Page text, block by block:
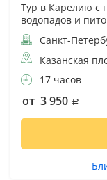
Тур в Карелию с
водопадов и
Санкт-
Казанская
17 часов
от 3 950